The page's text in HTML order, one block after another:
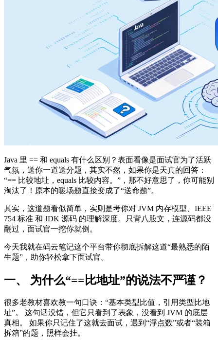
Java 里 == 和 equals 有什么区别？表面看像是面试官为了活跃
气氛，送你一道送分题，其实不然，如果你是天真的回答：
“== 比较地址，equals 比较内容。”，那不好意思了，你可能别
淘汰了！原本的暖场题直接变成了“送命题”。
其实，这道题看似简单，实则是考你对 JVM 内存模型、IEEE
754 标准 和 JDK 源码 的理解深度。只背八股文，连源码都没
翻过，面试官一挖你就倒。
今天我就在码云笔记这个平台带你彻底拆解这道“最熟悉的陌
生题”，助你轻松拿下面试官。
一、 为什么“==比地址”的说法不严谨？
很多老教材喜欢教一句口诀：“基本类型比值，引用类型比地
址”。 这句话没错，但它只看到了表象，没看到 JVM 的底层
真相。 如果你只记住了这就去面试，遇到“浮点数”或者“装箱
拆箱”的题，照样会挂。